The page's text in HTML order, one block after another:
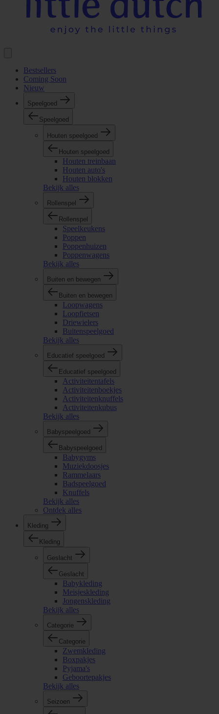
Bestsellers
Coming Soon
Nieuw
Speelgoed
Speelgoed
Houten speelgoed
Houten speelgoed
Houten treinbaan
Houten auto's
Houten blokken
Bekijk alles
Rollenspel
Rollenspel
Speelkeukens
Poppen
Poppenhuizen
Poppenwagens
Bekijk alles
Buiten en bewegen
Buiten en bewegen
Loopwagens
Loopfietsen
Driewielers
Buitenspeelgoed
Bekijk alles
Educatief speelgoed
Educatief speelgoed
Activiteitentafels
Activiteitenboekjes
Activiteitenknuffels
Activiteitenkubus
Bekijk alles
Babyspeelgoed
Babyspeelgoed
Babygyms
Muziekdoosjes
Rammelaars
Badspeelgoed
Knuffels
Bekijk alles
Ontdek alles
Kleding
Kleding
Geslacht
Geslacht
Babykleding
Meisjeskleding
Jongenskleding
Bekijk alles
Categorie
Categorie
Zwemkleding
Boxpakjes
Pyjama's
Geboortepakjes
Bekijk alles
Seizoen